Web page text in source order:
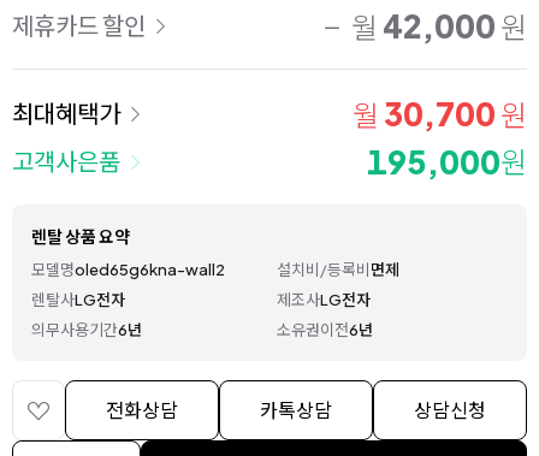
제휴카드 할인 월 42,000 원
최대혜택가 월 30,700 원
고객사은품 195,000원
렌탈 상품 요약
모델명oled65g6kna-wall2 설치비/등록비면제
렌탈사LG전자 제조사LG전자
의무사용기간6년 소유권이전6년
전화상담 카톡상담 상담신청